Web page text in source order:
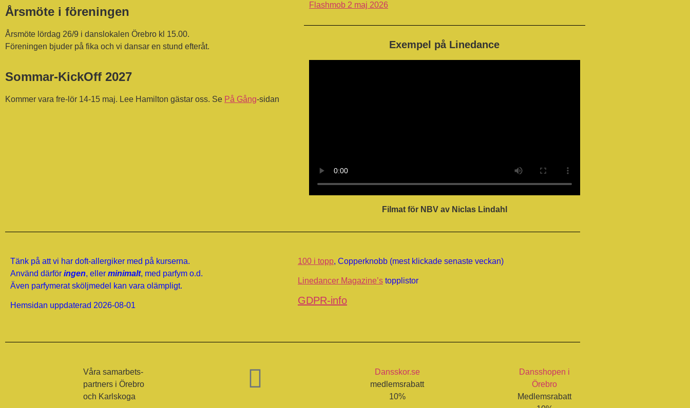
Årsmöte i föreningen
Årsmöte lördag 26/9 i danslokalen Örebro kl 15.00.
Föreningen bjuder på fika och vi dansar en stund efteråt.
Sommar-KickOff 2027
Kommer vara fre-lör 14-15 maj. Lee Hamilton gästar oss. Se På Gång-sidan
Flashmob 2 maj 2026
Exempel på Linedance
Filmat för NBV av Niclas Lindahl
Tänk på att vi har doft-allergiker med på kurserna.
Använd därför ingen, eller minimalt, med parfym o.d.
Även parfymerat sköljmedel kan vara olämpligt.
Hemsidan uppdaterad 2026-08-01
100 i topp, Copperknobb (mest klickade senaste veckan)
Linedancer Magazine’s topplistor
GDPR-info
Våra samarbets-
partners i Örebro
och Karlskoga
Dansskor.se
medlemsrabatt
10%
Dansshopen i
Örebro
Medlemsrabatt